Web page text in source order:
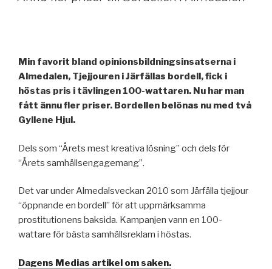
Min favorit bland opinionsbildningsinsatserna i
Almedalen, Tjejjouren i Järfällas bordell, fick i
höstas pris i tävlingen 100-wattaren. Nu har man
fått ännu fler priser. Bordellen belönas nu med två
Gyllene Hjul.
Dels som “Årets mest kreativa lösning” och dels för
“Årets samhällsengagemang”.
Det var under Almedalsveckan 2010 som Järfälla tjejjour
“öppnande en bordell” för att uppmärksamma
prostitutionens baksida. Kampanjen vann en 100-
wattare för bästa samhällsreklam i höstas.
Dagens Medias artikel om saken.